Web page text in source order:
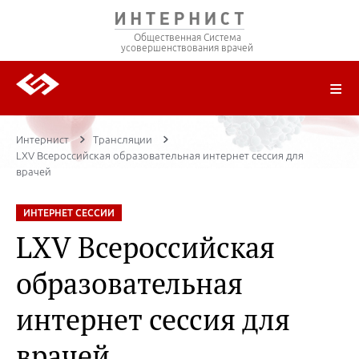
Общественная Система
усовершенствования врачей
Интернист
Трансляции
LXV Всероссийская образовательная интернет сессия для
врачей
ИНТЕРНЕТ СЕССИИ
LXV Всероссийская
образовательная
интернет сессия для